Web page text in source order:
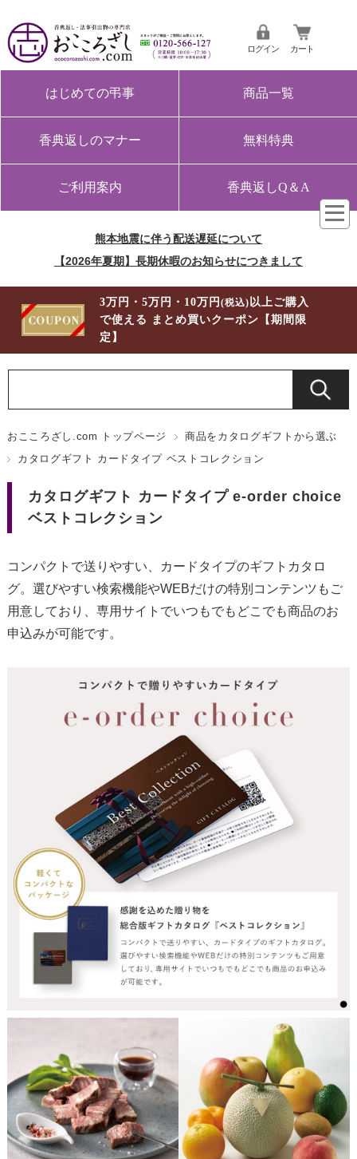
ログイン カート
はじめての弔事 商品一覧
香典返しのマナー 無料特典
ご利用案内 香典返しQ＆A
熊本地震に伴う配送遅延について
【2026年夏期】長期休暇のお知らせにつきまして
3万円・5万円・10万円(税込) 以上ご購入
で使える まとめ買いクーポン【期間限
定】
おこころざし.com トップページ
商品をカタログギフトから選ぶ
カタログギフト カードタイプ ベストコレクション
カタログギフト カードタイプ e-order choice
ベストコレクション
コンパクトで送りやすい、カードタイプのギフトカタロ
グ。選びやすい検索機能やWEBだけの特別コンテンツもご
用意しており、専用サイトでいつもでもどこでも商品のお
申込みが可能です。